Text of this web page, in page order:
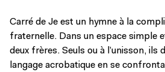
Carré de Je est un hymne à la
fraternelle. Dans un espace simple
deux frères. Seuls ou à l’unisson, ils
langage acrobatique en se